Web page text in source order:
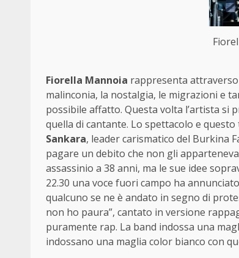
Fiorella Mannoia rappresenta attraverso
malinconia, la nostalgia, le migrazioni e
possibile affatto. Questa volta l’artista si
quella di cantante. Lo spettacolo e
Sankara, leader carismatico del Burkina
pagare un debito che non gli
assassinio a 38 anni, ma le sue idee
22.30 una voce fuori campo ha
qualcuno se ne è andato in segno di
non ho paura”, cantato in versione
puramente rap. La band indossa una
indossano una maglia color bianco con